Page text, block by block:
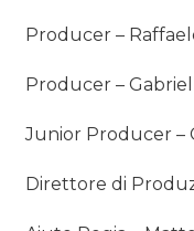
Producer –
Producer –
Junior Producer –
Direttore di